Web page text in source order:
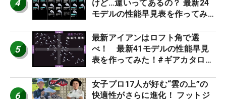
4
けど…違いってあるの？ 最新24
モデルの性能早見表を作ってみ
5
最新アイアンはロフト角で選
べ！ 最新41モデルの性能早見
表を作ってみた！#ギアカタログ
6
女子プロ17人が好む“雲の上”の
快適性がさらに進化！ フットジ